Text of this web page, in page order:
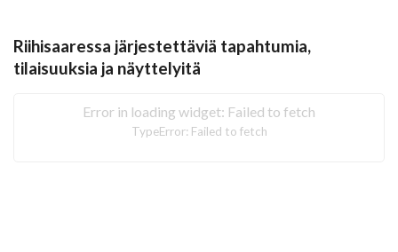
Riihisaaressa järjestettäviä tapahtumia,
tilaisuuksia ja näyttelyitä
Error in loading widget: Failed to fetch
TypeError: Failed to fetch